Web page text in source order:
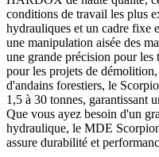
Dents à Claveter
Pièces Détachées Godet
Lames de godet
PIECES TRAIN DE
Barbotins
Galets Inférieurs
Galets Supérieurs
Roues Folles
Tendeurs de chenille
CHENILLES
CHENILLES LARGEUR
Pièces
Lames de godet
PIECES TRAIN DE
Barbotins
Galets Inférieurs
Galets Supérieurs
Roues Folles
Tendeurs de
CHENILLES
CHENILLES
conditions de travail les plus
hydrauliques et un cadre fixe
une manipulation aisée des
une grande précision pour les
pour les projets de
d'andains forestiers, le
1,5 à 30 tonnes, garantissant
Que vous ayez besoin d'un
hydraulique, le MDE
assure durabilité et